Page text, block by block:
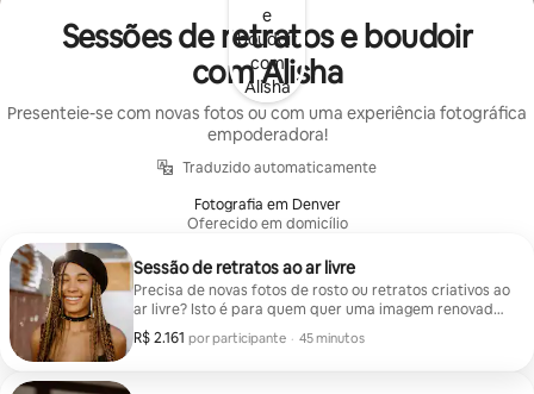
Sessões de retratos e boudoir
com Alisha
Presenteie-se com novas fotos ou com uma experiência fotográfica
empoderadora!
Traduzido automaticamente
Fotografia em Denver
Oferecido em domicílio
Sessão de retratos ao ar livre
Precisa de novas fotos de rosto ou retratos criativos ao
ar livre? Isto é para quem quer uma imagem renovada
e orientação profissional com fotos de qualidade. Sua
visão ou a minha!
R$ 2.161 por participante
R$ 2.161 por participante
, · 45 minutos